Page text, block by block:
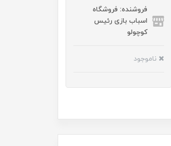
فروشنده: فروشگاه
اسباب بازی رئیس
کوچولو
ناموجود